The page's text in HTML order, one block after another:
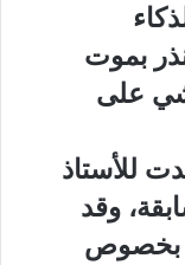
بموت
على
للأستاذ
وقد
بخصوص